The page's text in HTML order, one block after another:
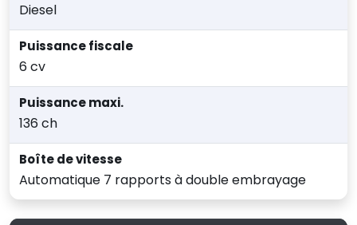
Diesel
Puissance fiscale
6 cv
Puissance maxi.
136 ch
Boîte de vitesse
Automatique 7 rapports à double embrayage